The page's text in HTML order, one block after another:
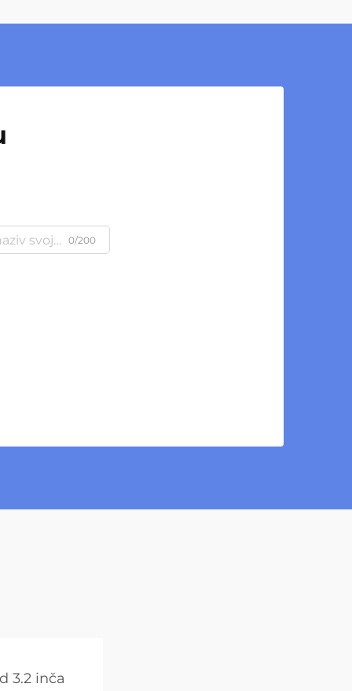
0/200
3.2 inča